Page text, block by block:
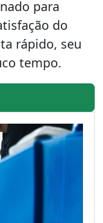
para
do
rápido, seu
tempo.